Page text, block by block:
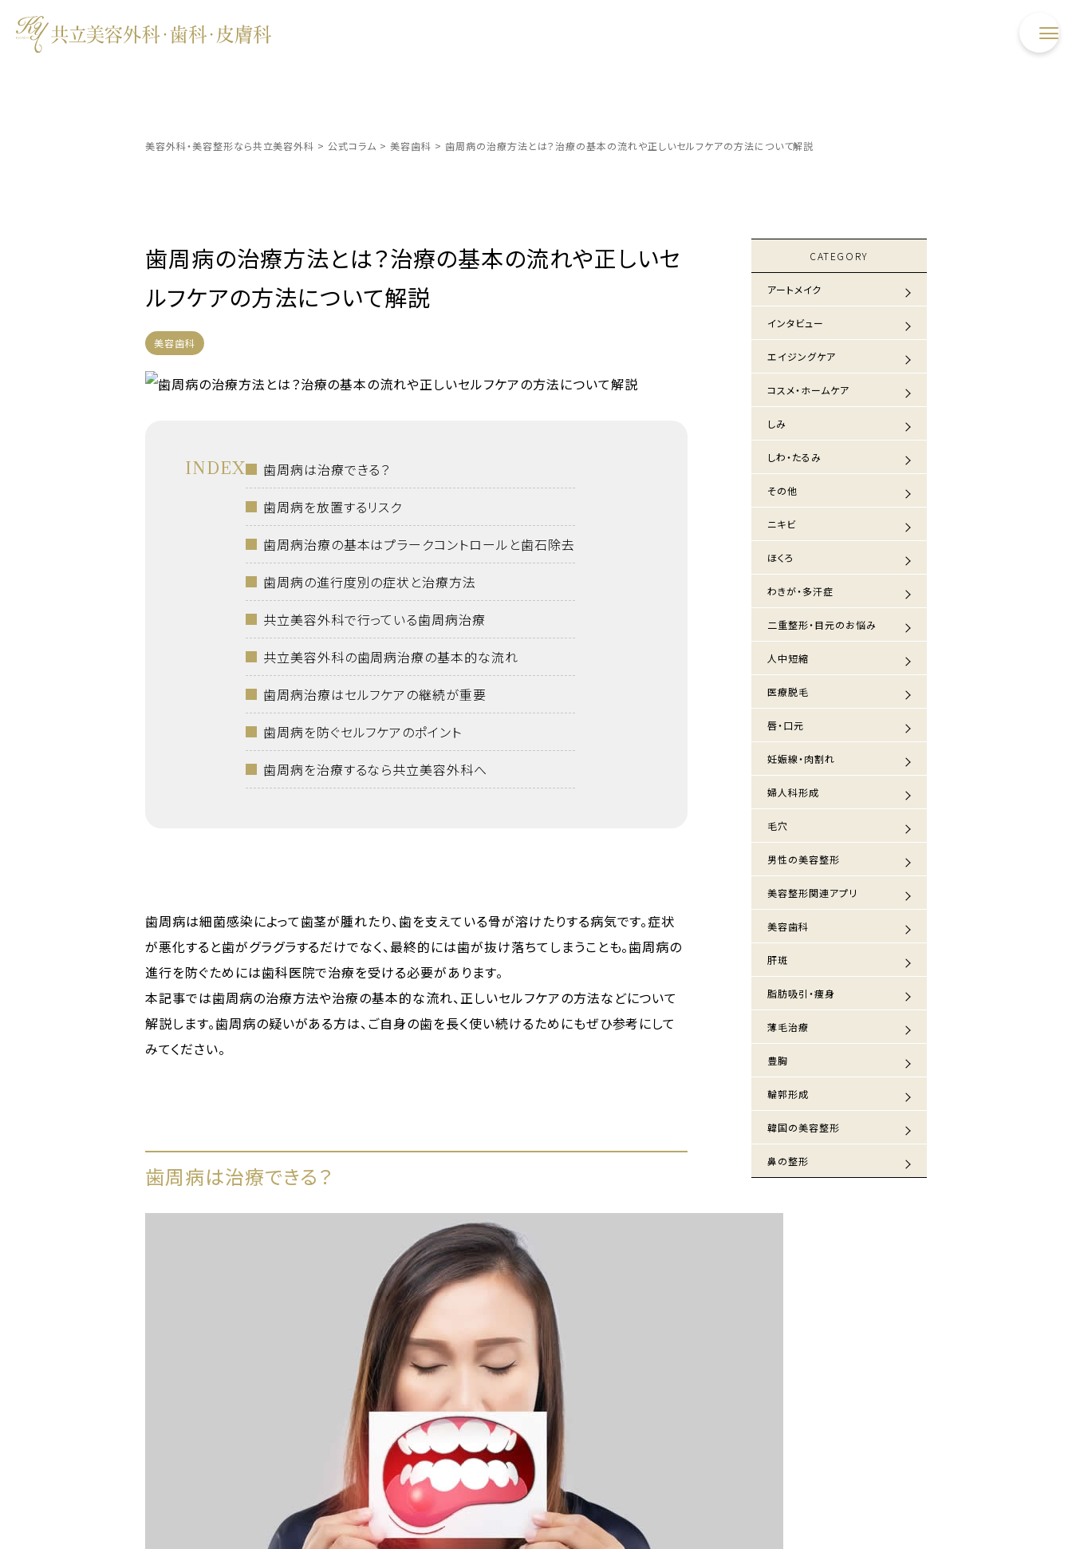
美容外科・美容整形なら共立美容外科 > 公式コラム > 美容歯科 > 歯周病の治療方法とは？治療の基本の流れや正しいセルフケアの方法について解説
歯周病の治療方法とは？治療の基本の流れや正しいセ
ルフケアの方法について解説
美容歯科
INDEX
歯周病は治療できる？
歯周病を放置するリスク
歯周病治療の基本はプラークコントロールと歯石除去
歯周病の進行度別の症状と治療方法
共立美容外科で行っている歯周病治療
共立美容外科の歯周病治療の基本的な流れ
歯周病治療はセルフケアの継続が重要
歯周病を防ぐセルフケアのポイント
歯周病を治療するなら共立美容外科へ
歯周病は細菌感染によって歯茎が腫れたり、歯を支えている骨が溶けたりする病気です。症状
が悪化すると歯がグラグラするだけでなく、最終的には歯が抜け落ちてしまうことも。歯周病の
進行を防ぐためには歯科医院で治療を受ける必要があります。
本記事では歯周病の治療方法や治療の基本的な流れ、正しいセルフケアの方法などについて
解説します。歯周病の疑いがある方は、ご自身の歯を長く使い続けるためにもぜひ参考にして
みてください。
歯周病は治療できる？
CATEGORY
アートメイク
インタビュー
エイジングケア
コスメ・ホームケア
しみ
しわ・たるみ
その他
ニキビ
ほくろ
わきが・多汗症
二重整形・目元のお悩み
人中短縮
医療脱毛
唇・口元
妊娠線・肉割れ
婦人科形成
毛穴
男性の美容整形
美容整形関連アプリ
美容歯科
肝斑
脂肪吸引・痩身
薄毛治療
豊胸
輪郭形成
韓国の美容整形
鼻の整形